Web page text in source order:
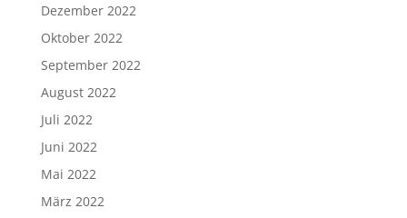
Dezember 2022
Oktober 2022
September 2022
August 2022
Juli 2022
Juni 2022
Mai 2022
März 2022